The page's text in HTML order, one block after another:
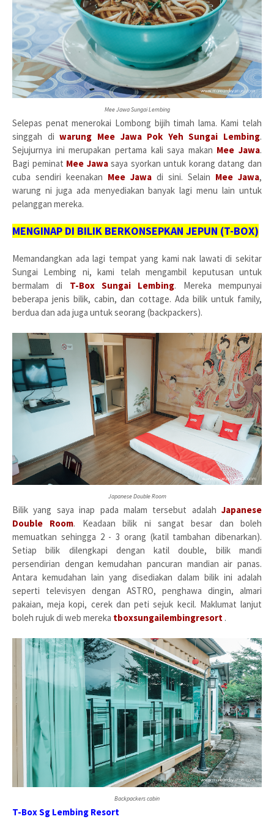
Mee Jawa Sungai Lembing
Selepas penat menerokai Lombong bijih timah lama. Kami telah
singgah diwarung Mee Jawa Pok Yeh Sungai Lembing.
Sejujurnya ini merupakan pertama kali saya makan Mee Jawa.
Bagi peminat Mee Jawasaya syorkan untuk korang datang dan
cuba sendiri keenakan Mee Jawa di sini. Selain Mee Jawa,
warung ni juga ada menyediakan banyak lagi menu lain untuk
pelanggan mereka.
MENGINAP DI BILIK BERKONSEPKAN JEPUN (T-BOX)
Memandangkan ada lagi tempat yang kami nak lawati di sekitar
Sungai Lembing ni, kami telah mengambil keputusan untuk
bermalam di T-Box Sungai Lembing. Mereka mempunyai
beberapa jenis bilik, cabin, dan cottage. Ada bilik untuk family,
berdua dan ada juga untuk seorang (backpackers).
Japanese Double Room
Bilik yang saya inap pada malam tersebut adalah Japanese
Double Room. Keadaan bilik ni sangat besar dan boleh
memuatkan sehingga 2 - 3 orang (katil tambahan dibenarkan).
Setiap bilik dilengkapi dengan katil double, bilik mandi
persendirian dengan kemudahan pancuran mandian air panas.
Antara kemudahan lain yang disediakan dalam bilik ini adalah
seperti televisyen dengan ASTRO, penghawa dingin, almari
pakaian, meja kopi, cerek dan peti sejuk kecil. Maklumat lanjut
boleh rujuk di web mereka tboxsungailembingresort .
Backpackers cabin
T-Box Sg Lembing Resort